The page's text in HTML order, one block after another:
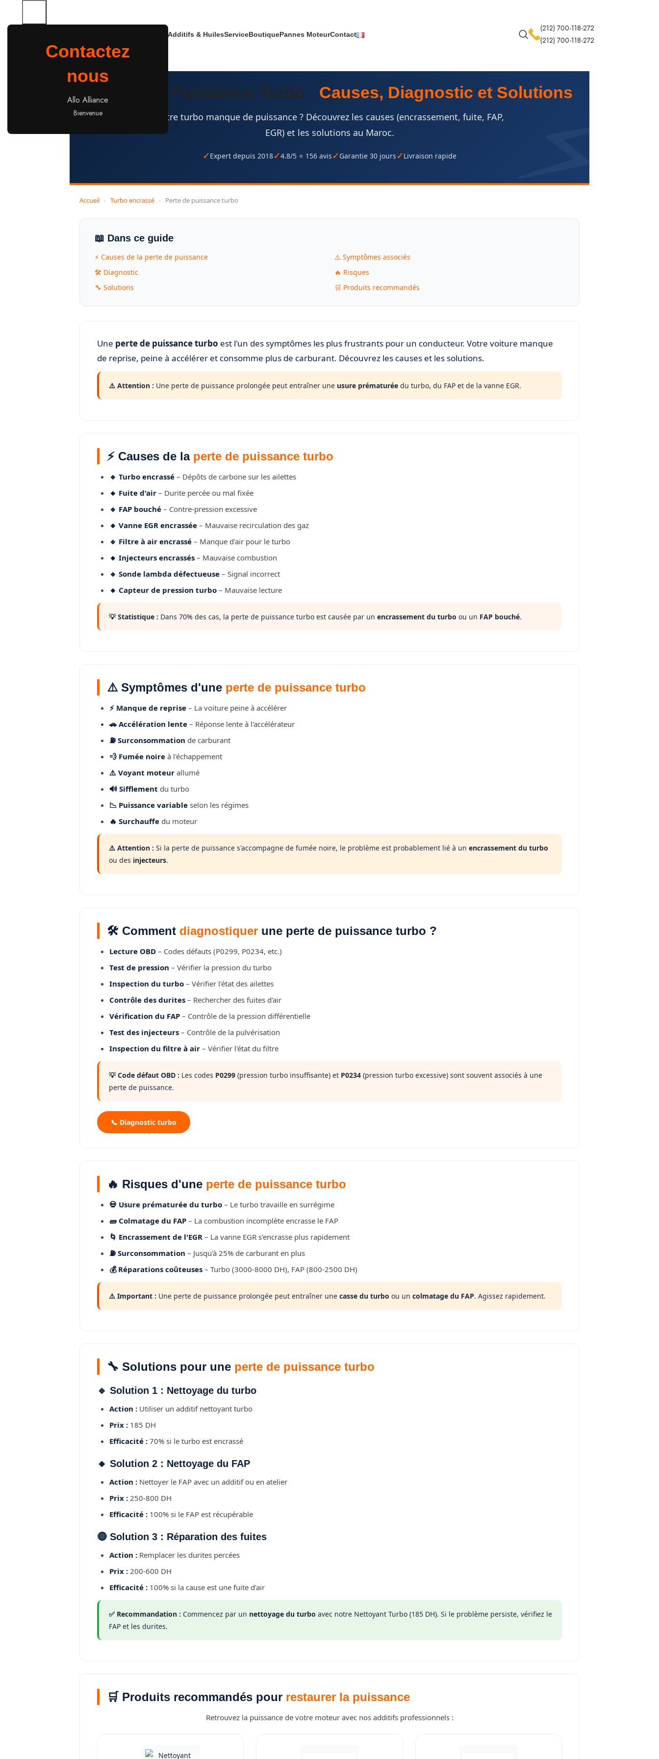
Contactez
nous
Allo Alliance
Bienvenue
Additifs & HuilesServiceBoutiquePannes MoteurContact
(212) 700-118-272
(212) 700-118-272
⚡ Perte de Puissance Turbo : Causes, Diagnostic et Solutions
Votre turbo manque de puissance ? Découvrez les causes (encrassement, fuite, FAP,
EGR) et les solutions au Maroc.
Expert depuis 2018 4.8/5 ⭐ 156 avis Garantie 30 jours Livraison rapide
Accueil › Turbo encrassé › Perte de puissance turbo
📖 Dans ce guide
⚡ Causes de la perte de puissance
⚠️ Symptômes associés
🛠️ Diagnostic
🔥 Risques
🔧 Solutions
🛒 Produits recommandés
Une perte de puissance turbo est l'un des symptômes les plus frustrants pour un conducteur. Votre voiture manque
de reprise, peine à accélérer et consomme plus de carburant. Découvrez les causes et les solutions.
⚠️ Attention : Une perte de puissance prolongée peut entraîner une usure prématurée du turbo, du FAP et de la vanne EGR.
⚡ Causes de la perte de puissance turbo
🔹 Turbo encrassé – Dépôts de carbone sur les ailettes
🔸 Fuite d'air – Durite percée ou mal fixée
🔹 FAP bouché – Contre-pression excessive
🔸 Vanne EGR encrassée – Mauvaise recirculation des gaz
🔹 Filtre à air encrassé – Manque d'air pour le turbo
🔸 Injecteurs encrassés – Mauvaise combustion
🔹 Sonde lambda défectueuse – Signal incorrect
🔸 Capteur de pression turbo – Mauvaise lecture
💡 Statistique : Dans 70% des cas, la perte de puissance turbo est causée par un encrassement du turbo ou un FAP bouché.
⚠️ Symptômes d'une perte de puissance turbo
⚡ Manque de reprise – La voiture peine à accélérer
🚗 Accélération lente – Réponse lente à l'accélérateur
⛽ Surconsommation de carburant
💨 Fumée noire à l'échappement
⚠️ Voyant moteur allumé
🔊 Sifflement du turbo
📉 Puissance variable selon les régimes
🔥 Surchauffe du moteur
⚠️ Attention : Si la perte de puissance s'accompagne de fumée noire, le problème est probablement lié à un encrassement du turbo
ou des injecteurs.
🛠️ Comment diagnostiquer une perte de puissance turbo ?
Lecture OBD – Codes défauts (P0299, P0234, etc.)
Test de pression – Vérifier la pression du turbo
Inspection du turbo – Vérifier l'état des ailettes
Contrôle des durites – Rechercher des fuites d'air
Vérification du FAP – Contrôle de la pression différentielle
Test des injecteurs – Contrôle de la pulvérisation
Inspection du filtre à air – Vérifier l'état du filtre
💡 Code défaut OBD : Les codes P0299 (pression turbo insuffisante) et P0234 (pression turbo excessive) sont souvent associés à une
perte de puissance.
📞 Diagnostic turbo
🔥 Risques d'une perte de puissance turbo
💀 Usure prématurée du turbo – Le turbo travaille en surrégime
🧱 Colmatage du FAP – La combustion incomplète encrasse le FAP
🌀 Encrassement de l'EGR – La vanne EGR s'encrasse plus rapidement
⛽ Surconsommation – Jusqu'à 25% de carburant en plus
💰 Réparations coûteuses – Turbo (3000-8000 DH), FAP (800-2500 DH)
⚠️ Important : Une perte de puissance prolongée peut entraîner une casse du turbo ou un colmatage du FAP. Agissez rapidement.
🔧 Solutions pour une perte de puissance turbo
🔹 Solution 1 : Nettoyage du turbo
Action : Utiliser un additif nettoyant turbo
Prix : 185 DH
Efficacité : 70% si le turbo est encrassé
🔸 Solution 2 : Nettoyage du FAP
Action : Nettoyer le FAP avec un additif ou en atelier
Prix : 250-800 DH
Efficacité : 100% si le FAP est récupérable
🔴 Solution 3 : Réparation des fuites
Action : Remplacer les durites percées
Prix : 200-600 DH
Efficacité : 100% si la cause est une fuite d'air
✅ Recommandation : Commencez par un nettoyage du turbo avec notre Nettoyant Turbo (185 DH). Si le problème persiste, vérifiez le
FAP et les durites.
🛒 Produits recommandés pour restaurer la puissance
Retrouvez la puissance de votre moteur avec nos additifs professionnels :